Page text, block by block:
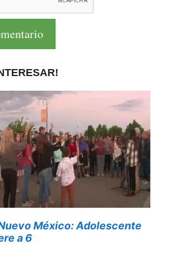
México: Adolescente
a 6